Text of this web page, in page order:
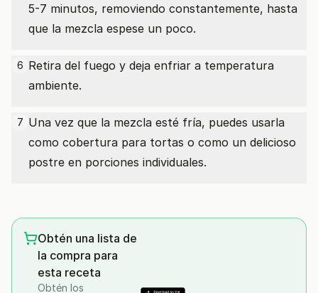
5-7 minutos, removiendo constantemente, hasta
que la mezcla espese un poco.
6 Retira del fuego y deja enfriar a temperatura
ambiente.
7 Una vez que la mezcla esté fría, puedes usarla
como cobertura para tortas o como un delicioso
postre en porciones individuales.
Obtén una lista de
la compra para
esta receta
Obtén los